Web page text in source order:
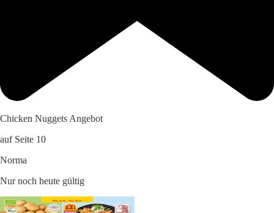
Chicken Nuggets Angebot
auf Seite 10
Norma
Nur noch heute gültig